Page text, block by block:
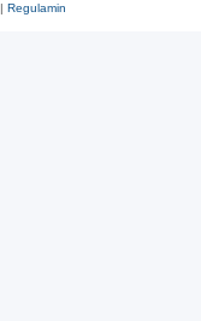
| Regulamin